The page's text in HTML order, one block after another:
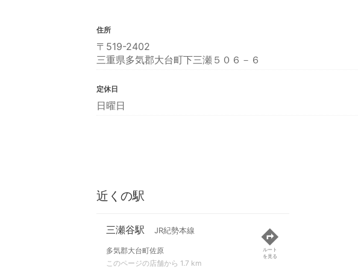
住所
〒519-2402
三重県多気郡大台町下三瀬５０６－６
定休日
日曜日
近くの駅
三瀬谷駅 JR紀勢本線
多気郡大台町佐原
このページの店舗から 1.7 km
ルート
を見る